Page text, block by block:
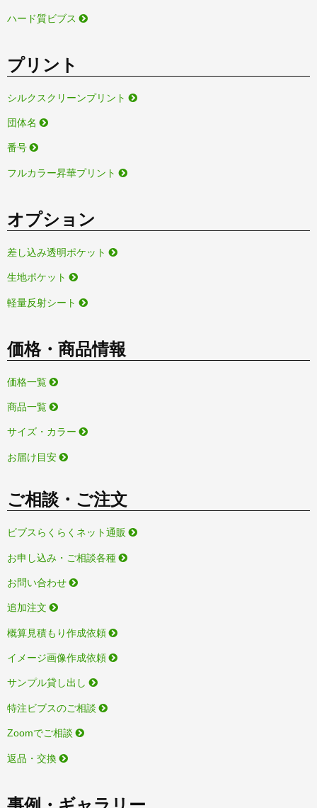
ハード質ビブス
プリント
シルクスクリーンプリント
団体名
番号
フルカラー昇華プリント
オプション
差し込み透明ポケット
生地ポケット
軽量反射シート
価格・商品情報
価格一覧
商品一覧
サイズ・カラー
お届け目安
ご相談・ご注文
ビブスらくらくネット通販
お申し込み・ご相談各種
お問い合わせ
追加注文
概算見積もり作成依頼
イメージ画像作成依頼
サンプル貸し出し
特注ビブスのご相談
Zoomでご相談
返品・交換